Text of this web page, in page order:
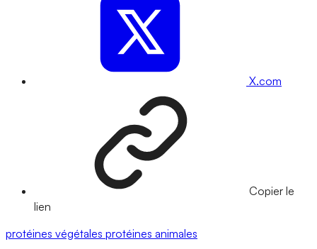
X.com
Copier le
lien
protéines végétales protéines animales